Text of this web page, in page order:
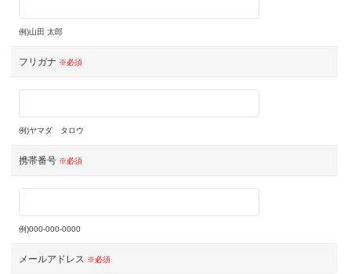
例)山田 太郎
フリガナ ※必須
例)ヤマダ タロウ
携帯番号 ※必須
例)000-000-0000
メールアドレス ※必須